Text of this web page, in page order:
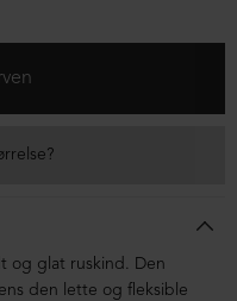
og glat ruskind. Den
den lette og fleksible